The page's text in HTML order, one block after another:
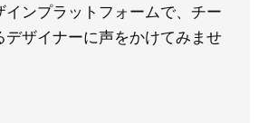
インプラットフォームで、チー
デザイナーに声をかけてみませ